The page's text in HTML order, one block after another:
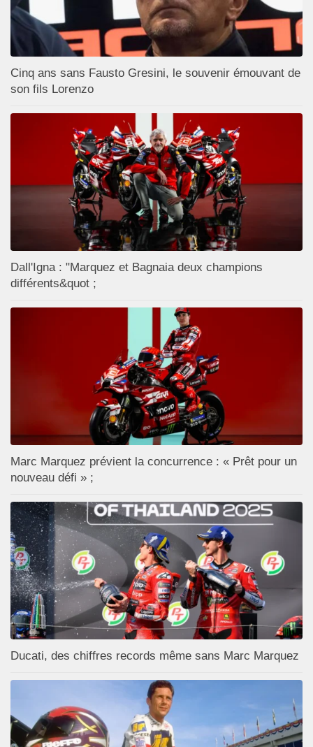
Cinq ans sans Fausto Gresini, le souvenir émouvant de
son fils Lorenzo
Dall'Igna : "Marquez et Bagnaia deux champions
différents&quot ;
Marc Marquez prévient la concurrence : « Prêt pour un
nouveau défi » ;
Ducati, des chiffres records même sans Marc Marquez